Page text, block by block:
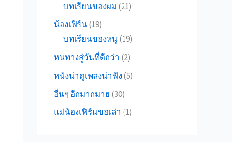
บทเรียนของผม (21)
น้องเฟิร์น(19)
บทเรียนของหนู(19)
หนทางสู่วันที่ดีกว่า (2)
หนังน่าดูเพลงน่าฟัง (5)
อื่นๆ อีกมากมาย (30)
แม่น้องเฟิร์นขอเล่า (1)